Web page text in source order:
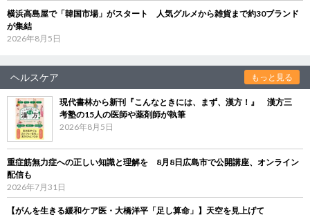
横浜高島屋で「韓国市場」がスタート 人気グルメから雑貨まで約30ブランド
が集結
2026年8月5日
ヘルスケア もっと見る
現代書林から新刊『こんなときには、まず、漢方！』 漢方三
考塾の15人の医師や薬剤師が執筆
2026年8月5日
重症筋無力症への正しい知識と理解を 8月8日広島市で公開講座、オンライン
配信も
2026年7月31日
【がんを生きる緩和ケア医・大橋洋平「足し算命」】天空を見上げて